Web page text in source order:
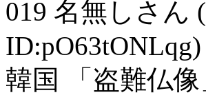
019 名無しさん
ID:pO63tONLqg)
韓国 「盗難仏